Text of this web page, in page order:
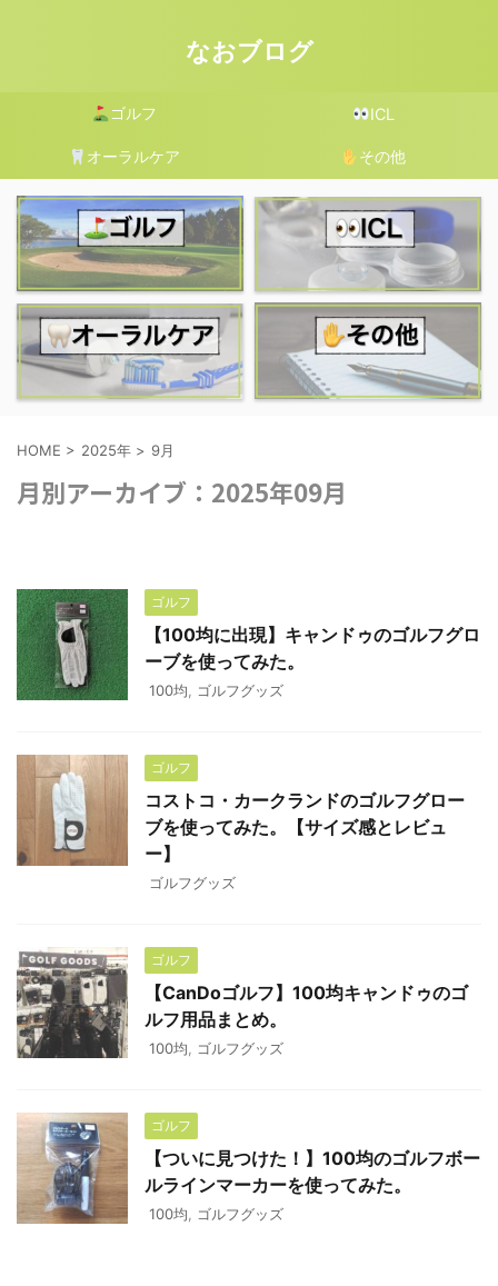
なおブログ
ゴルフ ICL
オーラルケア その他
HOME > 2025年 > 9月
月別アーカイブ：2025年09月
ゴルフ
【100均に出現】キャンドゥのゴルフグロ
ーブを使ってみた。
100均, ゴルフグッズ
ゴルフ
コストコ・カークランドのゴルフグロー
ブを使ってみた。【サイズ感とレビュ
ー】
ゴルフグッズ
ゴルフ
【CanDoゴルフ】100均キャンドゥのゴ
ルフ用品まとめ。
100均, ゴルフグッズ
ゴルフ
【ついに見つけた！】100均のゴルフボー
ルラインマーカーを使ってみた。
100均, ゴルフグッズ